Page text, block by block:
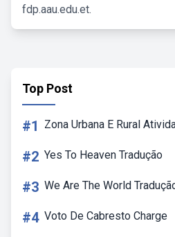
fdp.aau.edu.et.
Top Post
#1 Zona Urbana E Rural
#2 Yes To Heaven Tradução
#3 We Are The World
#4 Voto De Cabresto Charge